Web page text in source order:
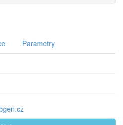
Parametry